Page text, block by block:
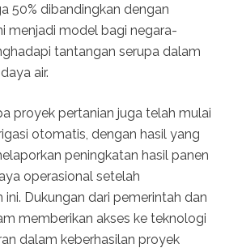
50% dibandingkan dengan
menjadi model bagi negara-
tantangan serupa dalam
air.
proyek pertanian juga telah mulai
otomatis, dengan hasil yang
peningkatan hasil panen
operasional setelah
Dukungan dari pemerintah dan
memberikan akses ke teknologi
dalam keberhasilan proyek